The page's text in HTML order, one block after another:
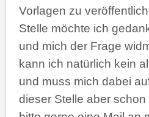
Vorlagen zu
Stelle möchte ich
und mich der Frage
kann ich natürlich kein
und muss mich dabei
dieser Stelle aber